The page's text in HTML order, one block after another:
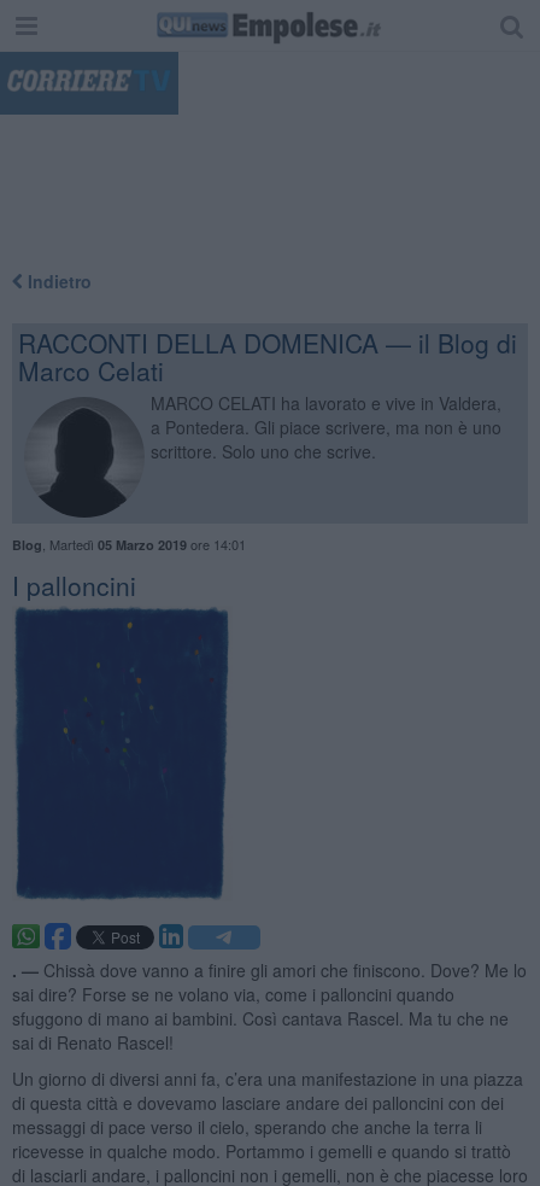
Indietro
RACCONTI DELLA DOMENICA — il Blog di
Marco Celati
MARCO CELATI ha lavorato e vive in Valdera,
a Pontedera. Gli piace scrivere, ma non è uno
scrittore. Solo uno che scrive.
Blog Martedì 05 Marzo 2019ore 14:01
I palloncini
. — Chissà dove vanno a finire gli amori che finiscono. Dove? Me lo
sai dire? Forse se ne volano via, come i palloncini quando
sfuggono di mano ai bambini. Così cantava Rascel. Ma tu che ne
sai di Renato Rascel!
Un giorno di diversi anni fa, c’era una manifestazione in una piazza
di questa città e dovevamo lasciare andare dei palloncini con dei
messaggi di pace verso il cielo, sperando che anche la terra li
ricevesse in qualche modo. Portammo i gemelli e quando si trattò
di lasciarli andare, i palloncini non i gemelli, non è che piacesse loro